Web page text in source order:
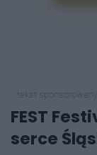
FEST
serce